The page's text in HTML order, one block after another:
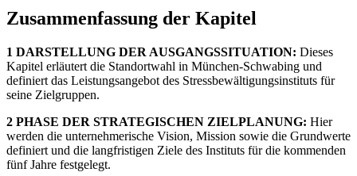
Zusammenfassung der Kapitel
1 DARSTELLUNG DER AUSGANGSSITUATION: Dieses
Kapitel erläutert die Standortwahl in München-Schwabing und
definiert das Leistungsangebot des Stressbewältigungsinstituts für
seine Zielgruppen.
2 PHASE DER STRATEGISCHEN ZIELPLANUNG: Hier
werden die unternehmerische Vision, Mission sowie die Grundwerte
definiert und die langfristigen Ziele des Instituts für die kommenden
fünf Jahre festgelegt.